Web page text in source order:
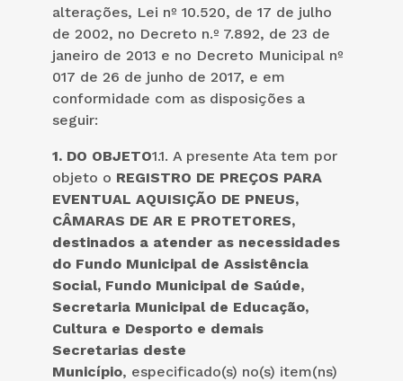
alterações, Lei nº 10.520, de 17 de julho
de 2002, no Decreto n.º 7.892, de 23 de
janeiro de 2013 e no Decreto Municipal nº
017 de 26 de junho de 2017, e em
conformidade com as disposições a
seguir:
1. DO OBJETO1.1. A presente Ata tem por
objeto o REGISTRO DE PREÇOS PARA
EVENTUAL AQUISIÇÃO DE PNEUS,
CÂMARAS DE AR E PROTETORES,
destinados a atender as necessidades
do Fundo Municipal de Assistência
Social, Fundo Municipal de Saúde,
Secretaria Municipal de Educação,
Cultura e Desporto e demais
Secretarias deste
Município, especificado(s) no(s) item(ns)